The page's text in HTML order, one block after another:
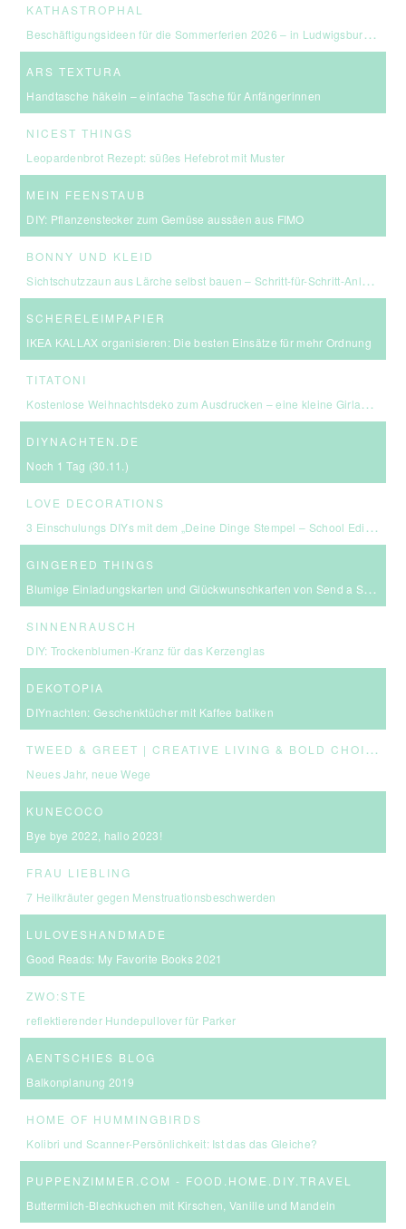
KATHASTROPHAL
Beschäftigungsideen für die Sommerferien 2026 – in Ludwigsburg, Stuttgart & Umgebung
ARS TEXTURA
Handtasche häkeln – einfache Tasche für Anfängerinnen
NICEST THINGS
Leopardenbrot Rezept: süßes Hefebrot mit Muster
MEIN FEENSTAUB
DIY: Pflanzenstecker zum Gemüse aussäen aus FIMO
BONNY UND KLEID
Sichtschutzzaun aus Lärche selbst bauen – Schritt-für-Schritt-Anleitung & Kosten
SCHERELEIMPAPIER
IKEA KALLAX organisieren: Die besten Einsätze für mehr Ordnung
TITATONI
Kostenlose Weihnachtsdeko zum Ausdrucken – eine kleine Girlande für euer Zuhause ☆
DIYNACHTEN.DE
Noch 1 Tag (30.11.)
LOVE DECORATIONS
3 Einschulungs DIYs mit dem „Deine Dinge Stempel – School Edition“ #BackToSchool + Gewinnspiel
GINGERED THINGS
Blumige Einladungskarten und Glückwunschkarten von Send a Smile
SINNENRAUSCH
DIY: Trockenblumen-Kranz für das Kerzenglas
DEKOTOPIA
DIYnachten: Geschenktücher mit Kaffee batiken
T
WEED & GREET | CREATIVE LIVING & BOLD CHOICES
Neues Jahr, neue Wege
KUNECOCO
Bye bye 2022, hallo 2023!
FRAU LIEBLING
7 Heilkräuter gegen Menstruationsbeschwerden
LULOVESHANDMADE
Good Reads: My Favorite Books 2021
ZWO:STE
reflektierender Hundepullover für Parker
AENTSCHIES BLOG
Balkonplanung 2019
HOME OF HUMMINGBIRDS
Kolibri und Scanner-Persönlichkeit: Ist das das Gleiche?
PUPPENZIMMER.COM - FOOD.HOME.DIY.TRAVEL
Buttermilch-Blechkuchen mit Kirschen, Vanille und Mandeln